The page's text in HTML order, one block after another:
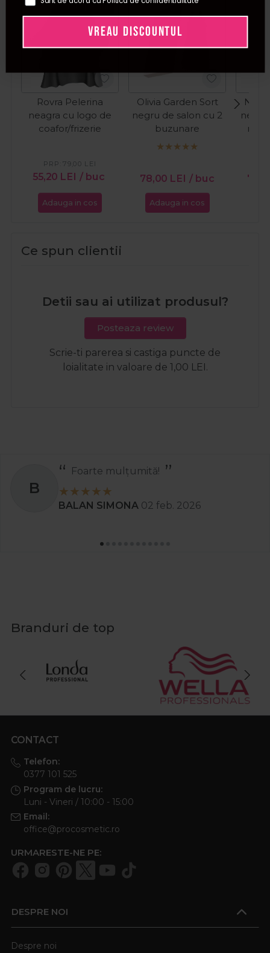
Rovra Pelerina
neagra cu logo de
coafor/frizerie
55,20 LEI / buc
PRP:79,00 LEI
Adauga in cos
Olivia Garden Sort
negru de salon cu 2
buzunare
78,00 LEI / buc
Adauga in cos
Ce spun clientii
Detii sau ai utilizat produsul?
Posteaza review
Scrie-ti parerea si castiga puncte de
loialitate in valoare de 1,00 LEI.
B
Foarte mulțumită!
BALAN SIMONA 02 feb. 2026
Branduri de top
CONTACT
Telefon:
0377 101 525
Program de lucru:
Luni - Vineri / 10:00 - 15:00
Email:
office@procosmetic.ro
URMARESTE-NE PE:
DESPRE NOI
Despre noi
VREAU DISCOUNTUL